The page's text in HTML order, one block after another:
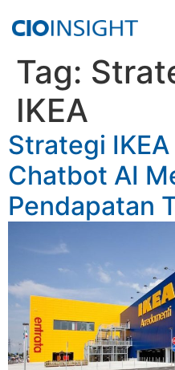
Tag:
IKEA
Strategi
Chatbot AI
Pendapatan